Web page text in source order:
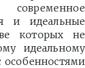
и идеальные
которых не
идеальному
особенностями